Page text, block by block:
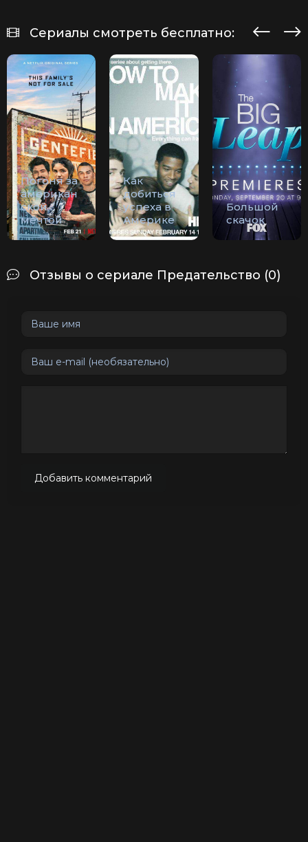
Сериалы смотреть бесплатно:
Погоня за
американ
ской
мечтой
Как
добиться
успеха в
Америке
Большой
скачок
Отзывы о сериале Предательство (0)
Добавить комментарий